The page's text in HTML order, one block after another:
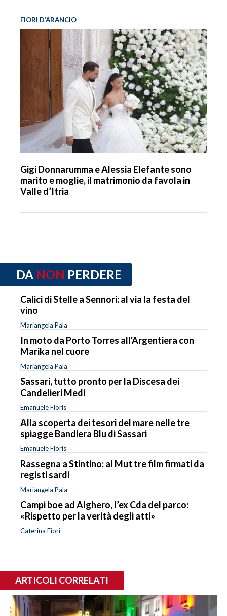
FIORI D’ARANCIO
Gigi Donnarumma e Alessia Elefante sono
marito e moglie, il matrimonio da favola in
Valle d’Itria
DA NON PERDERE
Calici di Stelle a Sennori: al via la festa del
vino
Mariangela Pala
In moto da Porto Torres all'Argentiera con
Marika nel cuore
Mariangela Pala
Sassari, tutto pronto per la Discesa dei
Candelieri Medi
Emanuele Floris
Alla scoperta dei tesori del mare nelle tre
spiagge Bandiera Blu di Sassari
Emanuele Floris
Rassegna a Stintino: al Mut tre film firmati da
registi sardi
Mariangela Pala
Campi boe ad Alghero, l’ex Cda del parco:
«Rispetto per la verità degli atti»
Caterina Fiori
ARTICOLI CORRELATI